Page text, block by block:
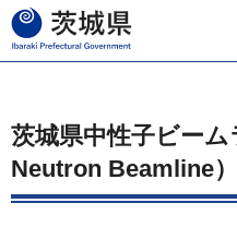
茨城県
茨城県中性子ビー
Neutron Beamline）